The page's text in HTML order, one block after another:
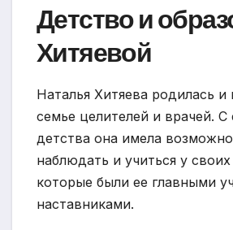
Детство и
Хитяевой
Наталья Хитяева родилась и
семье целителей и врачей. С
детства она имела
наблюдать и учиться у
которые были ее главными
наставниками.